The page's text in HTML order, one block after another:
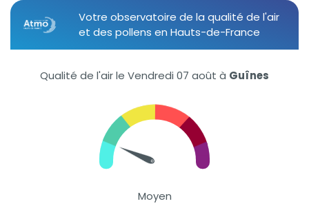
Votre observatoire de la qualité de l'air
et des pollens en Hauts-de-France
Qualité de l'air le Vendredi 07 août à Guînes
Moyen